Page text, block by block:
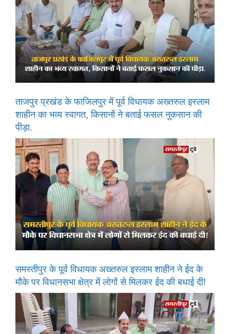
ताजपुर प्रखंड के फाजिलपुर में पूर्व विधायक अख्तरुल इस्लाम
शाहीन का भव्य स्वागत, किसानों ने बताई फसल नुकसान की
पीड़ा.
समस्तीपुर के पूर्व विधायक अख्तरुल इस्लाम शाहीन ने ईद के
मौके पर विधानसभा क्षेत्र में लोगों से मिलकर ईद की बधाई दी!